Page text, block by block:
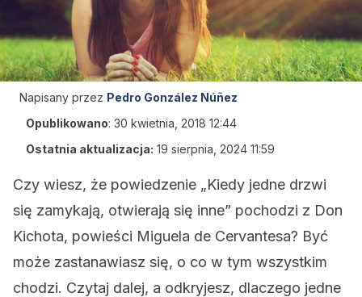
Napisany przez Pedro González Núñez
Opublikowano: 30 kwietnia, 2018 12:44
Ostatnia aktualizacja: 19 sierpnia, 2024 11:59
Czy wiesz, że powiedzenie „Kiedy jedne drzwi
się zamykają, otwierają się inne” pochodzi z Don
Kichota, powieści Miguela de Cervantesa? Być
może zastanawiasz się, o co w tym wszystkim
chodzi. Czytaj dalej, a odkryjesz, dlaczego jedne